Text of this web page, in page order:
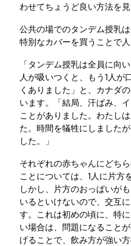
わせてちょうど良い方法を
公共の場でのタンデム授乳
特別なカバーを買うことで
「タンデム授乳は全員に向
人が吸いつくと、もう1人が
くありました」と、カナダ
います。「結局、汗ばみ、
ことがありました。わたし
た。時間を犠牲にしました
した。」
それぞれの赤ちゃんにどち
ことについては、1人に片方
しかし、片方のおっぱいが
いるといけないので、交互
す。これは初めの頃に、特
い場合は、問題になること
げることで、飲み方が強い